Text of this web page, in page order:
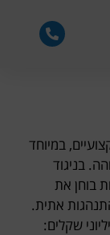
במיוחד
בניגוד
בוחן את
אתית.
שקלים: